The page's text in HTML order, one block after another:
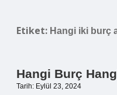
Etiket: Hangi iki burç
Hangi Burç
Tarih: Eylül 23, 2024